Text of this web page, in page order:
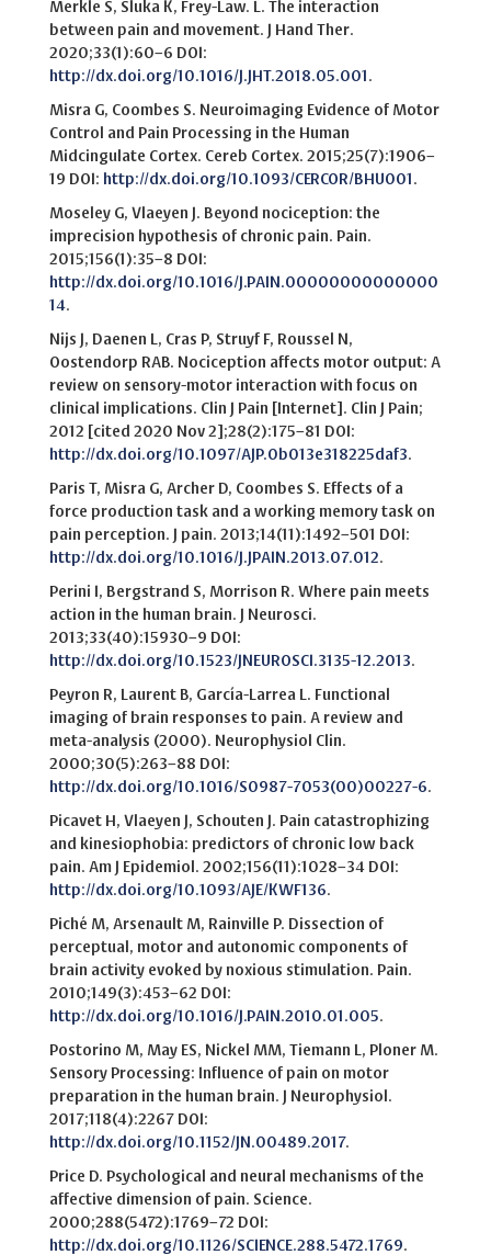
Merkle S, Sluka K, Frey-Law. L. The interaction
between pain and movement. J Hand Ther.
2020;33(1):60–6 DOI:
http://dx.doi.org/10.1016/J.JHT.2018.05.001 .
Misra G, Coombes S. Neuroimaging Evidence of Motor
Control and Pain Processing in the Human
Midcingulate Cortex. Cereb Cortex. 2015;25(7):1906–
19 DOI: http://dx.doi.org/10.1093/CERCOR/BHU001 .
Moseley G, Vlaeyen J. Beyond nociception: the
imprecision hypothesis of chronic pain. Pain.
2015;156(1):35–8 DOI:
http://dx.doi.org/10.1016/J.PAIN.00000000000000
14.
Nijs J, Daenen L, Cras P, Struyf F, Roussel N,
Oostendorp RAB. Nociception affects motor output: A
review on sensory-motor interaction with focus on
clinical implications. Clin J Pain [Internet]. Clin J Pain;
2012 [cited 2020 Nov 2];28(2):175–81 DOI:
http://dx.doi.org/10.1097/AJP.0b013e318225daf3.
Paris T, Misra G, Archer D, Coombes S. Effects of a
force production task and a working memory task on
pain perception. J pain. 2013;14(11):1492–501 DOI:
http://dx.doi.org/10.1016/J.JPAIN.2013.07.012.
Perini I, Bergstrand S, Morrison R. Where pain meets
action in the human brain. J Neurosci.
2013;33(40):15930–9 DOI:
http://dx.doi.org/10.1523/JNEUROSCI.3135-12.2013.
Peyron R, Laurent B, García-Larrea L. Functional
imaging of brain responses to pain. A review and
meta-analysis (2000). Neurophysiol Clin.
2000;30(5):263–88 DOI:
http://dx.doi.org/10.1016/S0987-7053(00)00227-6.
Picavet H, Vlaeyen J, Schouten J. Pain catastrophizing
and kinesiophobia: predictors of chronic low back
pain. Am J Epidemiol. 2002;156(11):1028–34 DOI:
http://dx.doi.org/10.1093/AJE/KWF136.
Piché M, Arsenault M, Rainville P. Dissection of
perceptual, motor and autonomic components of
brain activity evoked by noxious stimulation. Pain.
2010;149(3):453–62 DOI:
http://dx.doi.org/10.1016/J.PAIN.2010.01.005.
Postorino M, May ES, Nickel MM, Tiemann L, Ploner M.
Sensory Processing: Influence of pain on motor
preparation in the human brain. J Neurophysiol.
2017;118(4):2267 DOI:
http://dx.doi.org/10.1152/JN.00489.2017.
Price D. Psychological and neural mechanisms of the
affective dimension of pain. Science.
2000;288(5472):1769–72 DOI:
http://dx.doi.org/10.1126/SCIENCE.288.5472.1769.